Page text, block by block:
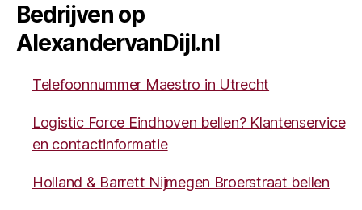
Bedrijven op
AlexandervanDijl.nl
Telefoonnummer Maestro in Utrecht
Logistic Force Eindhoven bellen? Klantenservice
en contactinformatie
Holland & Barrett Nijmegen Broerstraat bellen